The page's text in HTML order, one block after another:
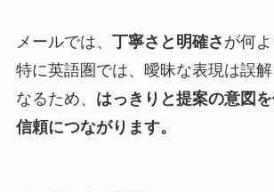
メールでは、 丁寧さと明確さ が何よ
特に英語圏では、曖昧な表現は誤
なるため、 はっきりと提案の意図
信頼につながります。